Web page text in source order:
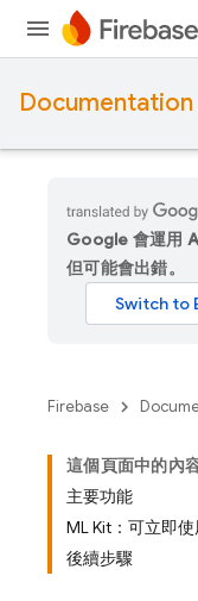
Documentation
Google 會運用
但可能會出錯。
Firebase
這個頁面中的內
主要功能
ML Kit：可立即
後續步驟